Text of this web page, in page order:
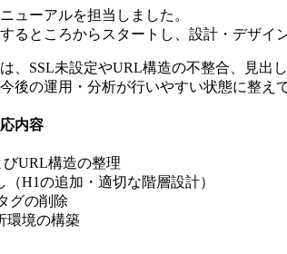
ューアルを担当しました。
るところからスタートし、設計・デザイ
、SSL未設定やURL構造の不整合、見出
後の運用・分析が行いやすい状態に整え
内容
URL構造の整理
（H1の追加・適切な階層設計）
グの削除
環境の構築